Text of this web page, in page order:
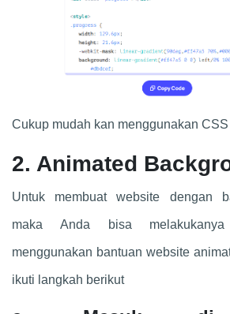
Cukup mudah kan menggunakan
2. Animated
Untuk membuat website dengan
maka Anda bisa
menggunakan bantuan website
ikuti langkah berikut